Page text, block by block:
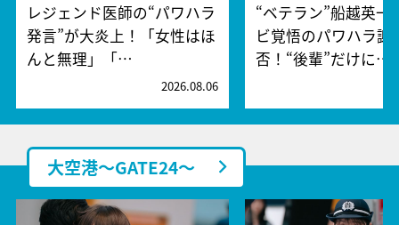
レジェンド医師の“パワハラ
発言”が大炎上！「女性はほ
んと無理」「…
2026.08.06
“ベテラン”船越英一
ビ覚悟のパワハラ謝
否！“後輩”だけに…
大空港～GATE24～